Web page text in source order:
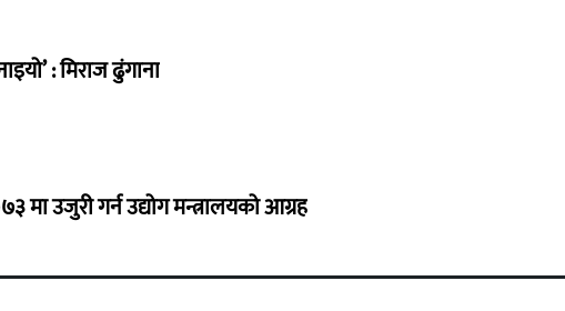
: मिराज ढुंगाना
मा उजुरी गर्न उद्योग मन्त्रालयको आग्रह